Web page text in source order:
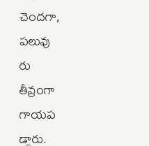
చెందగా,
పలువు
రు
తీవ్రంగా
గాయప
డ్డారు.